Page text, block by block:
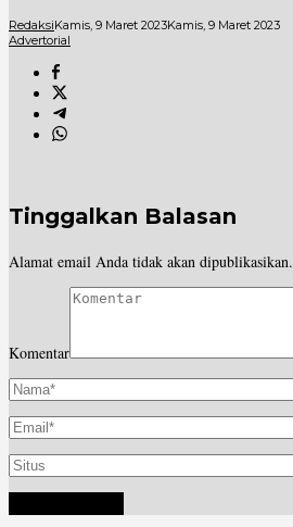
RedaksiKamis, 9 Maret 2023Kamis, 9 Maret 2023
Advertorial
Tinggalkan Balasan
Alamat email Anda tidak akan dipublikasikan.
Komentar